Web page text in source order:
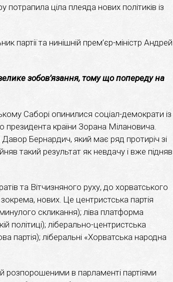
ціла плеяда нових політиків із
партії та нинішній прем’єр-міністр Андрей
зобов’язання, тому що попереду на
Саборі опинилися соціал-демократи із
президента країни Зорана Мілановича.
Бернардич, який має ряд протиріч зі
такий результат як невдачу і вже підняв
та Вітчизняного руху, до хорватського
нових. Це центристська партія
скликання); ліва платформа
політиці); ліберально-центристська
партія); ліберальні «Хорватська народна
розпорошеними в парламенті партіями